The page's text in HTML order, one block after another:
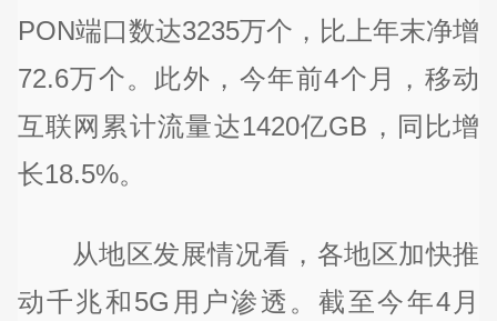
PON端口数达3235万个，比上年末净增
72.6万个。此外，今年前4个月，移动
互联网累计流量达1420亿GB，同比增
长18.5%。
从地区发展情况看，各地区加快推
动千兆和5G用户渗透。截至今年4月